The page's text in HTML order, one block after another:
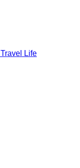
Travel Life